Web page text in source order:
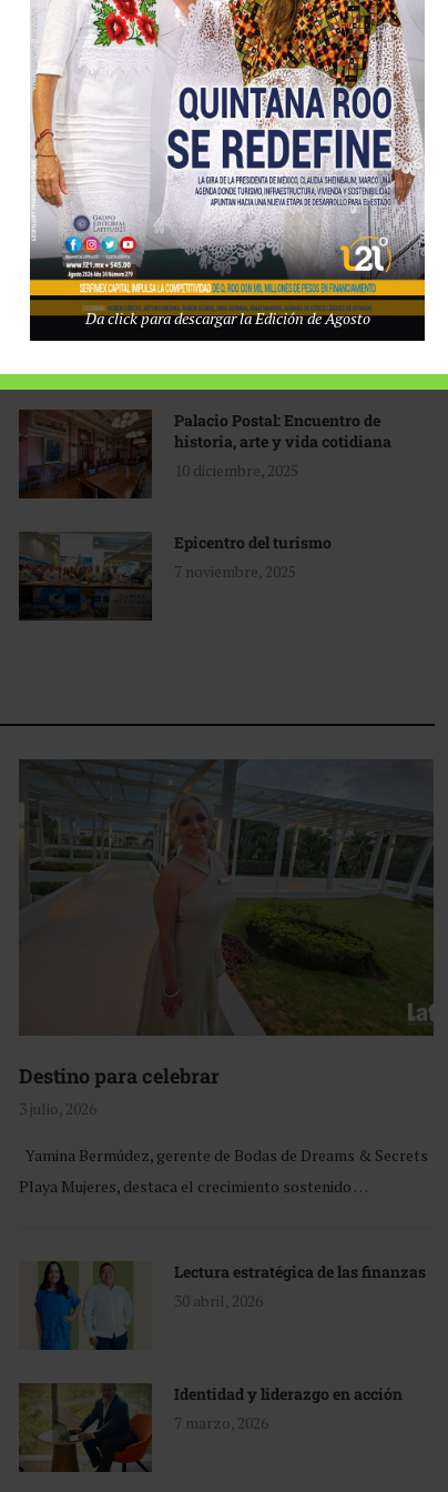
Tecnológico de Monterrey
3 agosto, 2026
Promoción turística con visión
1 abril, 2026
Industria global en
reconfiguración
31 marzo, 2026
Palacio Postal: Encuentro de
historia, arte y vida cotidiana
10 diciembre, 2025
Epicentro del turismo
7 noviembre, 2025
Destino para celebrar
3 julio, 2026
Yamina Bermúdez, gerente de Bodas de Dreams & Secrets
Playa Mujeres, destaca el crecimiento sostenido …
Lectura estratégica de las finanzas
30 abril, 2026
Identidad y liderazgo en acción
7 marzo, 2026
Da click para descargar la Edición de Agosto